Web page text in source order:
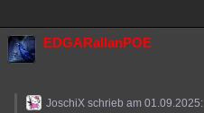
EDGARallanPOE
JoschiX schrieb am 01.09.2025: